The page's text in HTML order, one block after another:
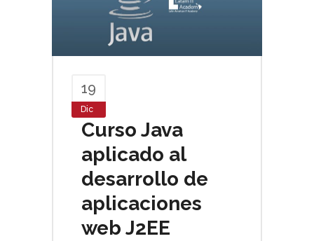
19
Dic
Curso Java
aplicado al
desarrollo de
aplicaciones
web J2EE